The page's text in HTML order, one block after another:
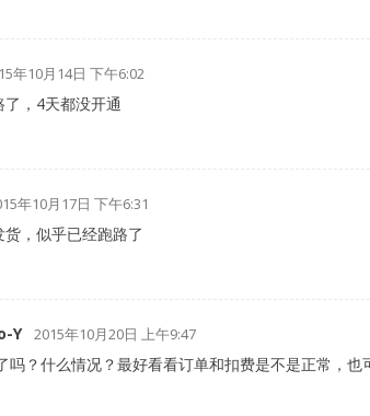
年10月14日 下午6:02
了，4天都没开通
年10月17日 下午6:31
货，似乎已经跑路了
Y 2015年10月20日 上午9:47
吗？什么情况？最好看看订单和扣费是不是正常，也